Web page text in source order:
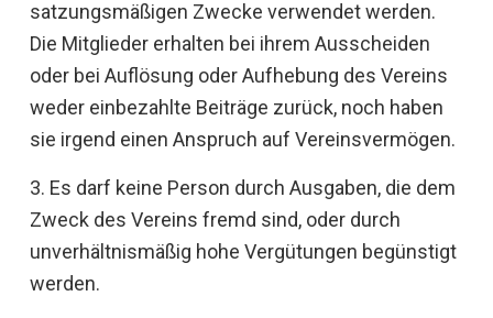
satzungsmäßigen Zwecke verwendet werden.
Die Mitglieder erhalten bei ihrem Ausscheiden
oder bei Auflösung oder Aufhebung des Vereins
weder einbezahlte Beiträge zurück, noch haben
sie irgend einen Anspruch auf Vereinsvermögen.
3. Es darf keine Person durch Ausgaben, die dem
Zweck des Vereins fremd sind, oder durch
unverhältnismäßig hohe Vergütungen begünstigt
werden.